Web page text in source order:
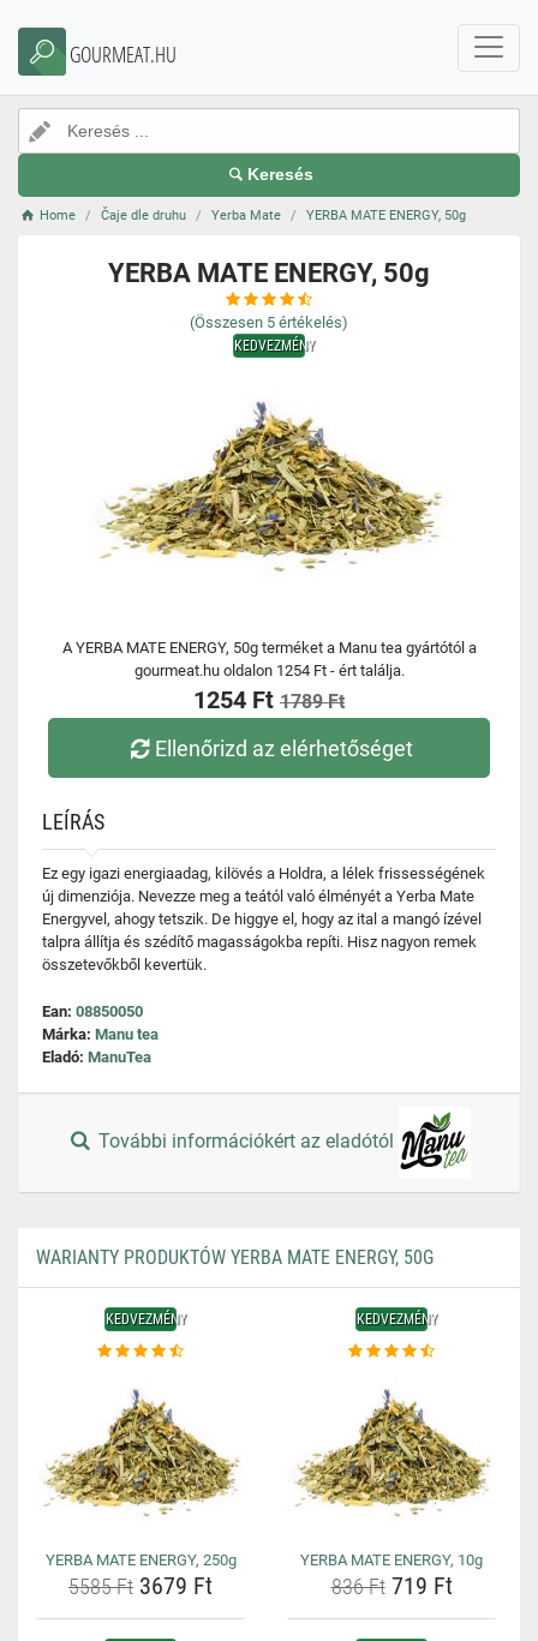
GOURMEAT.HU
Keresés
Home Čaje dle druhu Yerba Mate YERBA MATE ENERGY, 50g
YERBA MATE ENERGY, 50g
(Összesen 5 értékelés)
KEDVEZMÉNY
A YERBA MATE ENERGY, 50g terméket a Manu tea gyártótól a
gourmeat.hu oldalon 1254 Ft - ért találja.
1254 Ft 1789 Ft
Ellenőrizd az elérhetőséget
LEÍRÁS
Ez egy igazi energiaadag, kilövés a Holdra, a lélek frissességének
új dimenziója. Nevezze meg a teától való élményét a Yerba Mate
Energyvel, ahogy tetszik. De higgye el, hogy az ital a mangó ízével
talpra állítja és szédítő magasságokba repíti. Hisz nagyon remek
összetevőkből kevertük.
Ean: 08850050
Márka: Manu tea
Eladó: ManuTea
További információkért az eladótól
WARIANTY PRODUKTÓW YERBA MATE ENERGY, 50G
KEDVEZMÉNY
YERBA MATE ENERGY, 250g
5585 Ft 3679 Ft
KEDVEZMÉNY
YERBA MATE ENERGY, 10g
836 Ft719 Ft